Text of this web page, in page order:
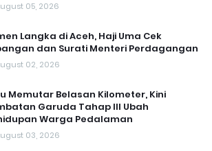
05, 2026
Langka di Aceh, Haji Uma Cek
dan Surati Menteri Perdagangan
02, 2026
Memutar Belasan Kilometer, Kini
Garuda Tahap III Ubah
Warga Pedalaman
03, 2026